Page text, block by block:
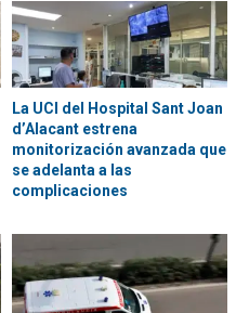
La UCI del Hospital Sant Joan
d’Alacant estrena
monitorización avanzada que
se adelanta a las
complicaciones